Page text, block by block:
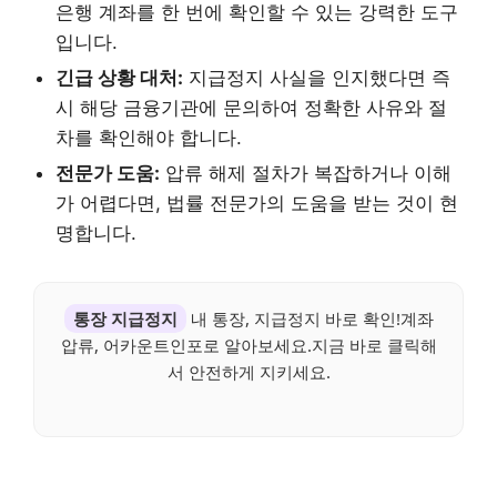
은행 계좌를 한 번에 확인할 수 있는 강력한 도구
입니다.
긴급 상황 대처: 지급정지 사실을 인지했다면 즉
시 해당 금융기관에 문의하여 정확한 사유와 절
차를 확인해야 합니다.
전문가 도움: 압류 해제 절차가 복잡하거나 이해
가 어렵다면, 법률 전문가의 도움을 받는 것이 현
명합니다.
통장 지급정지
내 통장, 지급정지 바로 확인!계좌
압류, 어카운트인포로 알아보세요.지금 바로 클릭해
서 안전하게 지키세요.